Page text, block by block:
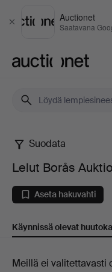
Sulje
Auctionet
Saatavana
Lelut
Borås
Auktionshall
Suodata
Lelut Borås
Aseta hakuvahti
Käynnissä olevat
Käynnissä
Meillä ei valitettavasti